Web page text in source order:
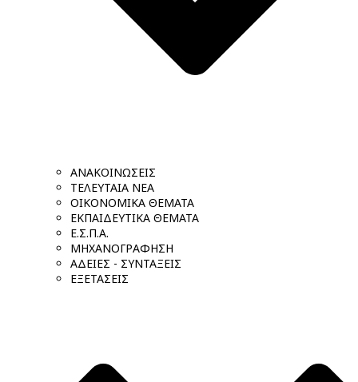
ΑΝΑΚΟΙΝΩΣΕΙΣ
ΤΕΛΕΥΤΑΙΑ ΝΕΑ
ΟΙΚΟΝΟΜΙΚΑ ΘΕΜΑΤΑ
ΕΚΠΑΙΔΕΥΤΙΚΑ ΘΕΜΑΤΑ
Ε.Σ.Π.Α.
ΜΗΧΑΝΟΓΡΑΦΗΣΗ
ΑΔΕΙΕΣ - ΣΥΝΤΑΞΕΙΣ
ΕΞΕΤΑΣΕΙΣ